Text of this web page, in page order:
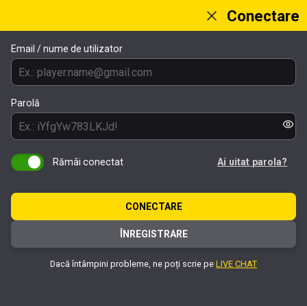
Conectare
Email / nume de utilizator
Parolă
Rămâi conectat Ai uitat parola?
CONECTARE
ÎNREGISTRARE
Dacă întâmpini probleme, ne poți scrie pe LIVE CHAT